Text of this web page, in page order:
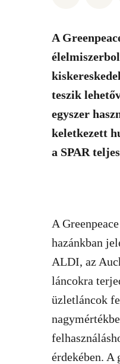
A
teszik
egyszer
keletkezett
a SPAR
A
hazánkban
ALDI, az
láncokra
üzletláncok
érdekében.